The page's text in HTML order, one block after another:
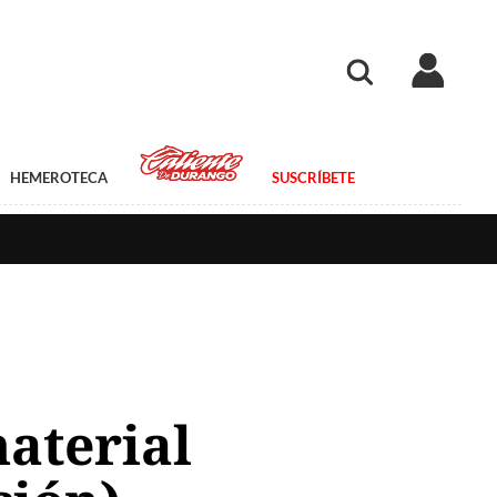
HEMEROTECA SUSCRÍBETE